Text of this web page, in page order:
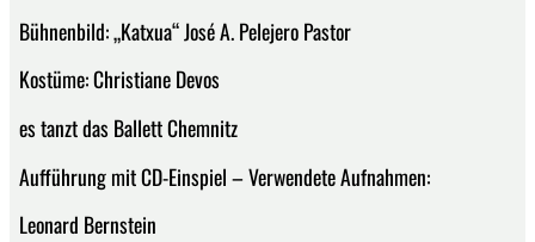
Bühnenbild: „Katxua“ José A. Pelejero Pastor
Kostüme: Christiane Devos
es tanzt das Ballett Chemnitz
Aufführung mit CD-Einspiel – Verwendete Aufnahmen:
Leonard Bernstein